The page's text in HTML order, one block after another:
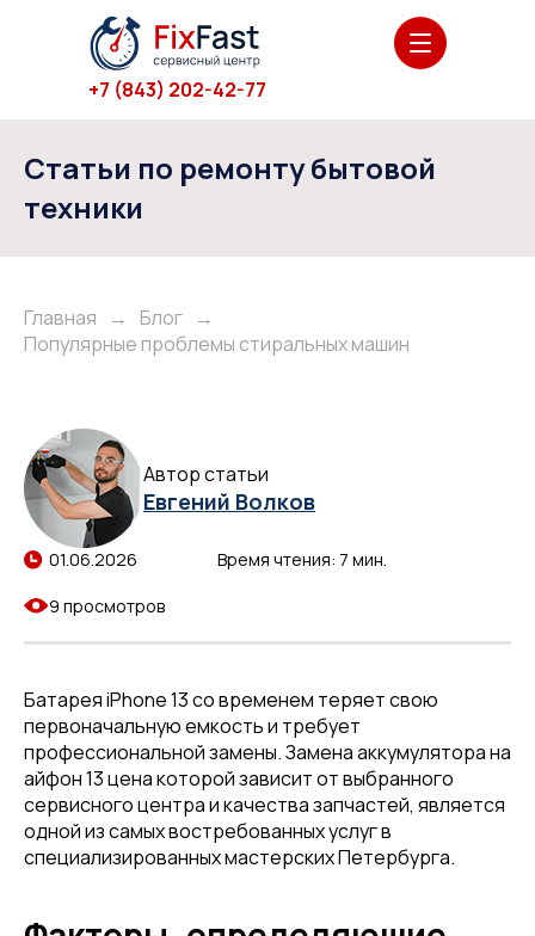
+7 (843) 202-42-77
Статьи по ремонту бытовой
техники
Главная → Блог →
Популярные проблемы стиральных машин
Автор статьи
Евгений Волков
01.06.2026
9 просмотров
Время чтения: 7 мин.
Батарея iPhone 13 со временем теряет свою
первоначальную емкость и требует
профессиональной замены. Замена аккумулятора на
айфон 13 цена которой зависит от выбранного
сервисного центра и качества запчастей, является
одной из самых востребованных услуг в
специализированных мастерских Петербурга.